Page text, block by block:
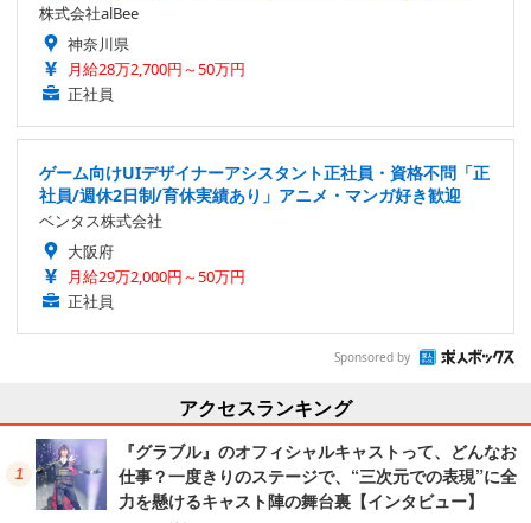
株式会社alBee
神奈川県
月給28万2,700円～50万円
正社員
ゲーム向けUIデザイナーアシスタント正社員・資格不問「正
社員/週休2日制/育休実績あり」アニメ・マンガ好き歓迎
ベンタス株式会社
大阪府
月給29万2,000円～50万円
正社員
Sponsored by
アクセスランキング
『グラブル』のオフィシャルキャストって、どんなお
仕事？一度きりのステージで、“三次元での表現”に全
力を懸けるキャスト陣の舞台裏【インタビュー】